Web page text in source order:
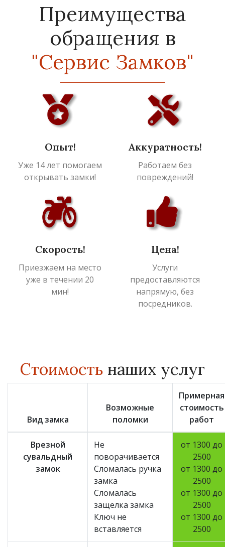
Преимущества
обращения в
"Сервис Замков"
Опыт!
Уже 14 лет помогаем
открывать замки!
Аккуратность!
Работаем без
повреждений!
Скорость!
Приезжаем на место
уже в течении 20
мин!
Цена!
Услуги
предоставляются
напрямую, без
посредников.
Стоимость наших услуг
Вид замка
Возможные
поломки
Примерная
стоимость
работ
Врезной
сувальдный
замок
Не
поворачивается
Сломалась ручка
замка
Сломалась
защелка замка
Ключ не
вставляется
от 1300 до
2500
от 1300 до
2500
от 1300 до
2500
от 1300 до
2500